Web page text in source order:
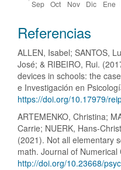
Detalles
del
artículo
Referencias
ALLEN, Isabel; SANTOS,
José; & RIBEIRO, Rui.
devices in schools: the
e Investigación en
https://doi.org/10.17979/
ARTEMENKO, Christina;
Carrie; NUERK, Hans-
(2021). Not all elementary
math. Journal of Numerical
http://doi.org/10.23668/